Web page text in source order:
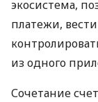
экосистема,
платежи,
из одного
Сочетание